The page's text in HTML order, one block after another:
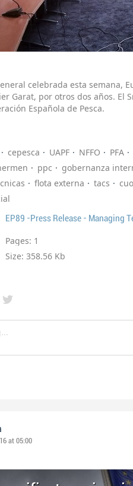
celebrada esta semana,
Garat, por otros dos años. El
Española de Pesca.
cepesca UAPF NFFO PFA
ppc gobernanza
flota externa tacs
EP89 -Press Release - Managing
Pages: 1
Size: 358.56 Kb
at 05:00